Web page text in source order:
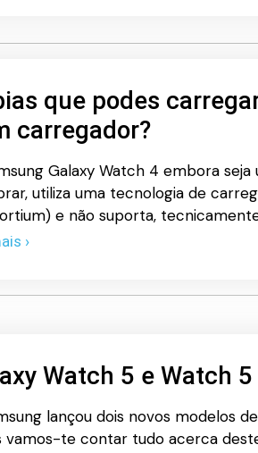
que podes
carregador?
Galaxy Watch 4 embora
utiliza uma tecnologia de
e não suporta,
›
Watch 5 e Watch 5
lançou dois novos modelos
vamos-te contar tudo acerca